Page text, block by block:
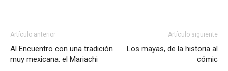
Artículo anterior
Al Encuentro con una tradición
muy mexicana: el Mariachi
Artículo siguiente
Los mayas, de la historia al
cómic